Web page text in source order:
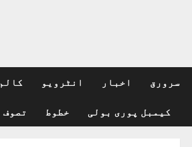
سرورق اخبار انٹرویو کالم
کیمبل پوری بولی خطوط تصوف